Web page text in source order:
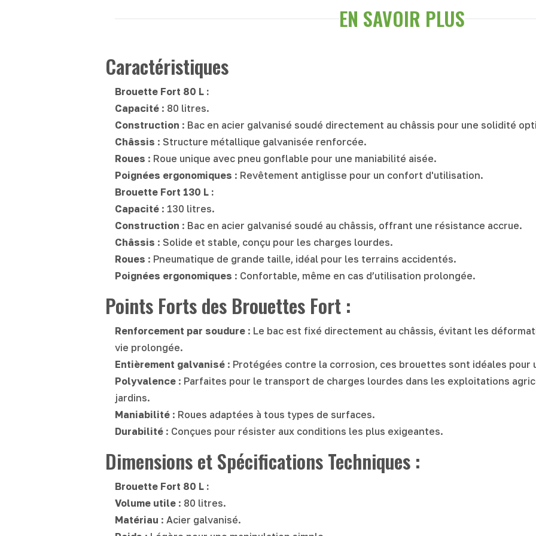
EN SAVOIR PLUS
Caractéristiques
Brouette Fort 80 L :
Capacité : 80 litres.
Construction : Bac en acier galvanisé soudé directement au châssis pour une solidité
Châssis : Structure métallique galvanisée renforcée.
Roues : Roue unique avec pneu gonflable pour une maniabilité aisée.
Poignées ergonomiques : Revêtement antiglisse pour un confort d'utilisation.
Brouette Fort 130 L :
Capacité : 130 litres.
Construction : Bac en acier galvanisé soudé au châssis, offrant une résistance accrue.
Châssis : Solide et stable, conçu pour les charges lourdes.
Roues : Pneumatique de grande taille, idéal pour les terrains accidentés.
Poignées ergonomiques : Confortable, même en cas d’utilisation prolongée.
Points Forts des Brouettes Fort :
Renforcement par soudure : Le bac est fixé directement au châssis, évitant les
vie prolongée.
Entièrement galvanisé : Protégées contre la corrosion, ces brouettes sont idéales pour
Polyvalence : Parfaites pour le transport de charges lourdes dans les exploitations
jardins.
Maniabilité : Roues adaptées à tous types de surfaces.
Durabilité : Conçues pour résister aux conditions les plus exigeantes.
Dimensions et Spécifications Techniques :
Brouette Fort 80 L :
Volume utile : 80 litres.
Matériau : Acier galvanisé.